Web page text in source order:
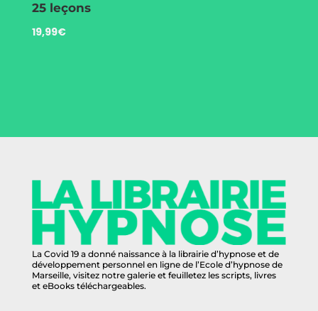
25 leçons
19,99€
La Covid 19 a donné naissance à la librairie d’hypnose et de
développement personnel en ligne de l’Ecole d’hypnose de
Marseille, visitez notre galerie et feuilletez les scripts, livres
et eBooks téléchargeables.